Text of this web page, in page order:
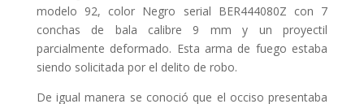
modelo 92, color Negro serial BER444080Z con 7
conchas de bala calibre 9 mm y un proyectil
parcialmente deformado. Esta arma de fuego estaba
siendo solicitada por el delito de robo.
De igual manera se conoció que el occiso presentaba